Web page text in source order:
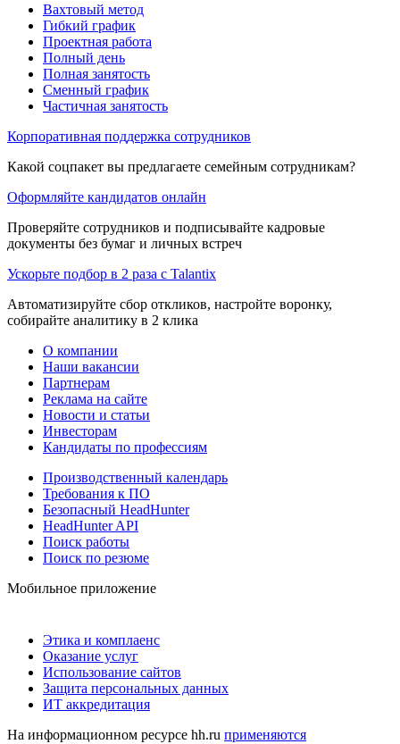
Вахтовый метод
Гибкий график
Проектная работа
Полный день
Полная занятость
Сменный график
Частичная занятость
Корпоративная поддержка сотрудников
Какой соцпакет вы предлагаете семейным сотрудникам?
Оформляйте кандидатов онлайн
Проверяйте сотрудников и подписывайте кадровые
документы без бумаг и личных встреч
Ускорьте подбор в 2 раза с Talantix
Автоматизируйте сбор откликов, настройте воронку,
собирайте аналитику в 2 клика
О компании
Наши вакансии
Партнерам
Реклама на сайте
Новости и статьи
Инвесторам
Кандидаты по профессиям
Производственный календарь
Требования к ПО
Безопасный HeadHunter
HeadHunter API
Поиск работы
Поиск по резюме
Мобильное приложение
Этика и комплаенс
Оказание услуг
Использование сайтов
Защита персональных данных
ИТ аккредитация
На информационном ресурсе hh.ru применяются